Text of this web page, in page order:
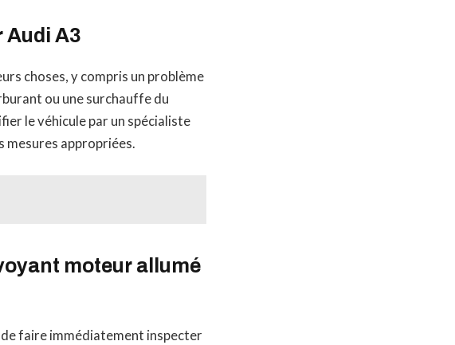
Audi A3
choses, y compris un problème
ou une surchauffe du
le véhicule par un spécialiste
mesures appropriées.
moteur allumé
faire immédiatement inspecter